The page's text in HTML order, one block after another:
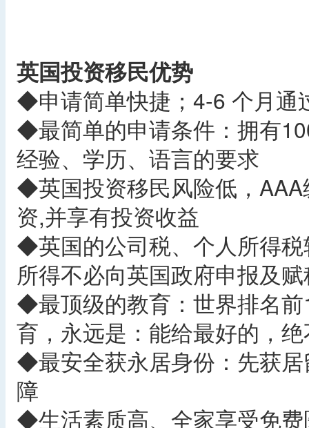
英国投资移民优势
◆申请简单快捷；4-6 个月通
◆最简单的申请条件：拥有
经验、学历、语言的要求
◆英国投资移民风险低，
资,并享有投资收益
◆英国的公司税、个人所得
所得不必向英国政府申报及
◆最顶级的教育：世界排名
育，永远是：能给最好的，
◆最安全获永居身份：先获
障
◆生活素质高、全家享受免